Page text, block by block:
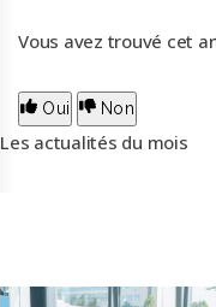
Vous avez trouvé cet
Oui Non
Les actualités du mois